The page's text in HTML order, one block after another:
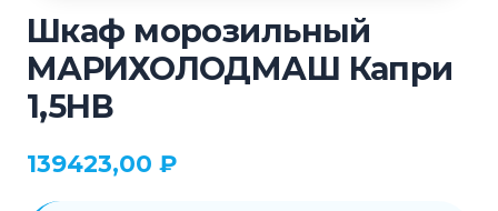
Шкаф морозильный
МАРИХОЛОДМАШ Капри
1,5НВ
139423,00 ₽